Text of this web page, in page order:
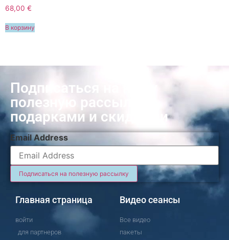
68,00 €
В корзину
Подписаться на нашу
полезную рассылку с
подарками и скидками
Email Address
Главная страница
войти
для партнеров
Видео сеансы
Все видео
пакеты